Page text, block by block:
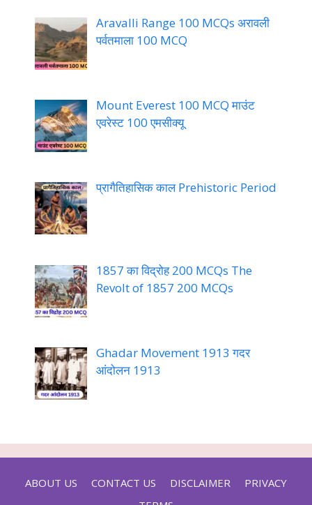
Aravalli Range 100 MCQs अरावली
पर्वतमाला 100 MCQ
Mount Everest 100 MCQ माउंट
एवरेस्ट 100 एमसीक्यू
प्रागैतिहासिक काल Prehistoric Period
1857 का विद्रोह 200 MCQs The
Revolt of 1857 200 MCQs
Ghadar Movement 1913 गदर
आंदोलन 1913
ABOUT US CONTACT US DISCLAIMER
PRIVACY